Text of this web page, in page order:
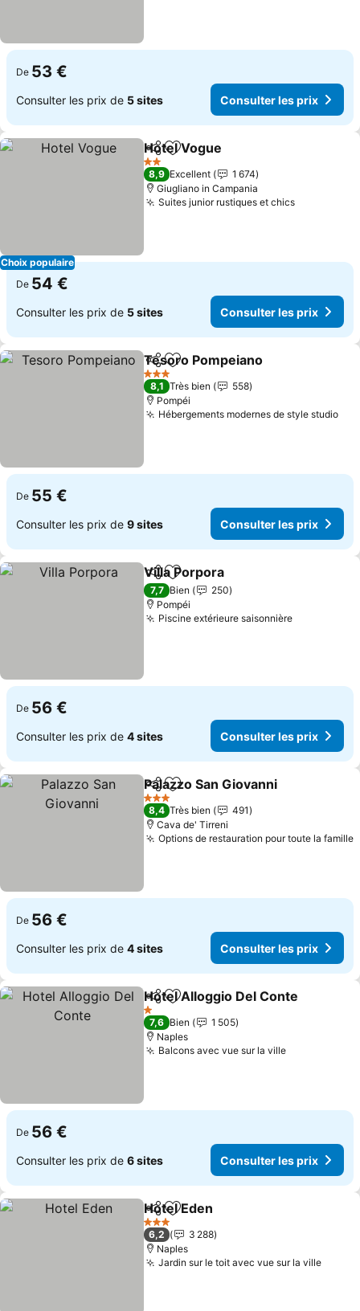
De 53 €
Consulter les prix de 5 sites Consulter les prix
Choix populaire
PartagerAjouter à mes favoris
Hotel Vogue
2 Étoiles
8,9 Excellent
1 674
Giugliano in Campania
Suites junior rustiques et chics
De 54 €
Consulter les prix de 5 sites Consulter les prix
PartagerAjouter à mes favoris
Tesoro Pompeiano
3 Étoiles
8,1 Très bien
558
Pompéi
Hébergements modernes de style studio
De 55 €
Consulter les prix de 9 sites Consulter les prix
PartagerAjouter à mes favoris
Villa Porpora
7,7 Bien
250
Pompéi
Piscine extérieure saisonnière
De 56 €
Consulter les prix de 4 sites Consulter les prix
PartagerAjouter à mes favoris
Palazzo San Giovanni
3 Étoiles
8,4 Très bien
491
Cava de' Tirreni
Options de restauration pour toute la famille
De 56 €
Consulter les prix de 4 sites Consulter les prix
PartagerAjouter à mes favoris
Hotel Alloggio Del Conte
1 Étoiles
7,6 Bien
1 505
Naples
Balcons avec vue sur la ville
De 56 €
Consulter les prix de 6 sites Consulter les prix
PartagerAjouter à mes favoris
Hotel Eden
3 Étoiles
6,2
3 288
Naples
Jardin sur le toit avec vue sur la ville